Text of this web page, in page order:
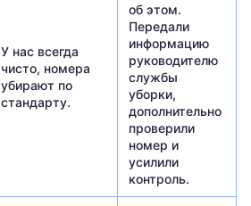
У нас всегда
чисто, номера
убирают по
стандарту.
об этом.
Передали
информацию
руководителю
службы
уборки,
дополнительно
проверили
номер и
усилили
контроль.